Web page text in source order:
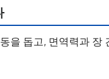
을 돕고, 면역력과 장